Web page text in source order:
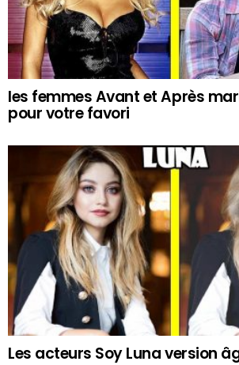
les femmes Avant et Après
pour votre favori
Les acteurs Soy Luna version